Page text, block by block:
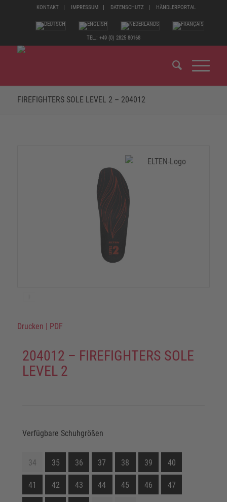
KONTAKT IMPRESSUM DATENSCHUTZ HÄNDLERPORTAL
TEL.: +49 (0) 2825 80168
FIREFIGHTERS SOLE LEVEL 2 – 204012
Drucken PDF
204012 – FIREFIGHTERS SOLE
LEVEL 2
Verfügbare Schuhgrößen
34 35 36 37 38 39 40
41 42 43 44 45 46 47